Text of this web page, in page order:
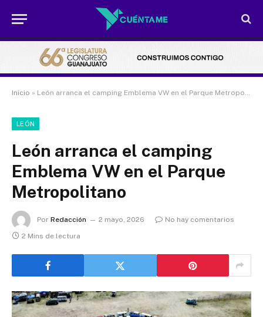
Inicio » León arranca el camping Emblema VW en el Parque Metropolitano
LEÓN
León arranca el camping
Emblema VW en el Parque
Metropolitano
Por Redacción 2 mayo, 2026
No hay comentarios
2 Mins de lectura